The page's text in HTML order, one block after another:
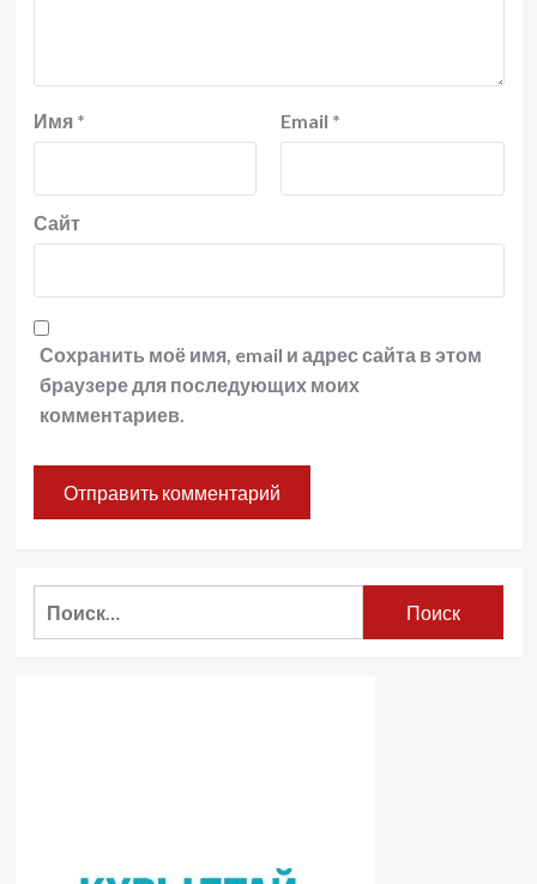
Имя * Email *
Сайт
Сохранить моё имя, email и адрес сайта в этом
браузере для последующих моих
комментариев.